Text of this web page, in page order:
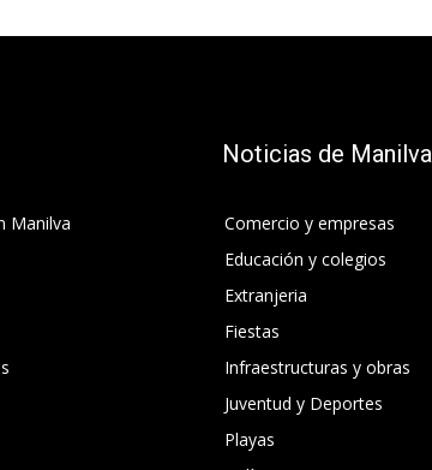
Manilva
Noticias de Manilva
Comercio y empresas
Educación y colegios
Extranjeria
Fiestas
Infraestructuras y obras
Juventud y Deportes
Playas